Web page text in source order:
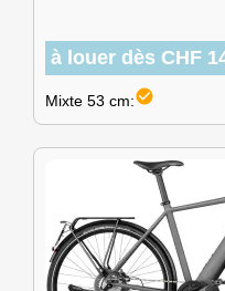
à louer dès CHF
Mixte 53 cm:check_circle